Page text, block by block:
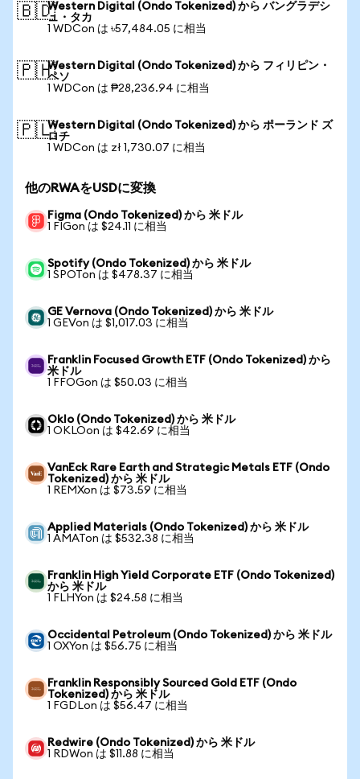
🇧🇩Western Digital (Ondo Tokenized) から バングラデシ
ュ・タカ
1 WDCon は ৳57,484.05 に相当
🇵🇭Western Digital (Ondo Tokenized) から フィリピン・
ペソ
1 WDCon は ₱28,236.94 に相当
🇵🇱Western Digital (Ondo Tokenized) から ポーランド ズ
ロチ
1 WDCon は zł 1,730.07 に相当
他のRWAをUSDに変換
Figma (Ondo Tokenized) から 米ドル
1 FIGon は $24.11 に相当
Spotify (Ondo Tokenized) から 米ドル
1 SPOTon は $478.37 に相当
GE Vernova (Ondo Tokenized) から 米ドル
1 GEVon は $1,017.03 に相当
Franklin Focused Growth ETF (Ondo Tokenized) から
米ドル
1 FFOGon は $50.03 に相当
Oklo (Ondo Tokenized) から 米ドル
1 OKLOon は $42.69 に相当
VanEck Rare Earth and Strategic Metals ETF (Ondo
Tokenized) から 米ドル
1 REMXon は $73.59 に相当
Applied Materials (Ondo Tokenized) から 米ドル
1 AMATon は $532.38 に相当
Franklin High Yield Corporate ETF (Ondo Tokenized)
から 米ドル
1 FLHYon は $24.58 に相当
Occidental Petroleum (Ondo Tokenized) から 米ドル
1 OXYon は $56.75 に相当
Franklin Responsibly Sourced Gold ETF (Ondo
Tokenized) から 米ドル
1 FGDLon は $56.47 に相当
Redwire (Ondo Tokenized) から 米ドル
1 RDWon は $11.88 に相当